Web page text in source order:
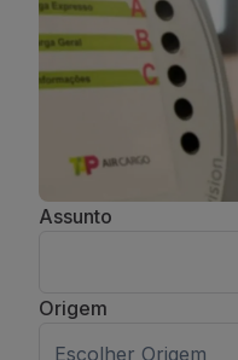
Assunto
Origem